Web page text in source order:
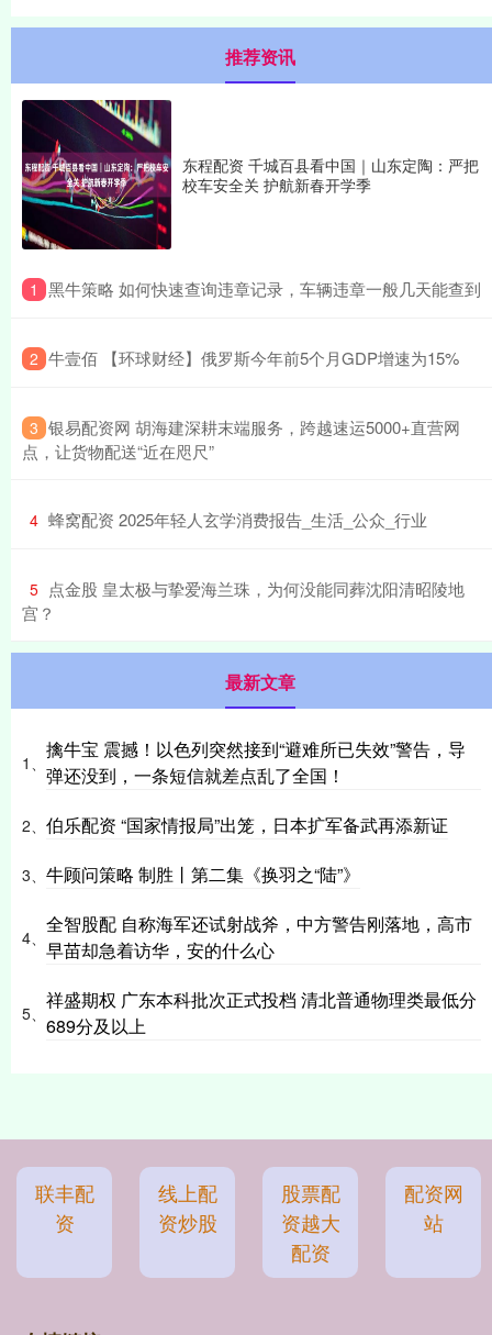
推荐资讯
东程配资 千城百县看中国｜山东定陶：严把
校车安全关 护航新春开学季
1 ​黑牛策略 如何快速查询违章记录，车辆违章一般几天能查到
2 ​牛壹佰 【环球财经】俄罗斯今年前5个月GDP增速为15%
3 ​银易配资网 胡海建深耕末端服务，跨越速运5000+直营网
点，让货物配送“近在咫尺”
4 ​蜂窝配资 2025年轻人玄学消费报告_生活_公众_行业
5 ​点金股 皇太极与挚爱海兰珠，为何没能同葬沈阳清昭陵地
宫？
最新文章
1、
擒牛宝 震撼！以色列突然接到“避难所已失效”警告，导
弹还没到，一条短信就差点乱了全国！
2、 伯乐配资 “国家情报局”出笼，日本扩军备武再添新证
3、 牛顾问策略 制胜丨第二集《换羽之“陆”》
4、
全智股配 自称海军还试射战斧，中方警告刚落地，高市
早苗却急着访华，安的什么心
5、
祥盛期权 广东本科批次正式投档 清北普通物理类最低分
689分及以上
联丰配
资
线上配
资炒股
股票配
资越大
配资
配资网
站